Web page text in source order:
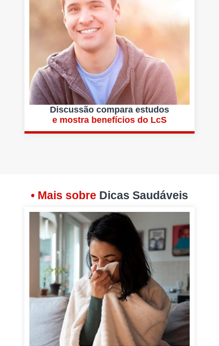
Discussão compara estudos
e mostra benefícios do LcS
• Mais sobre Dicas Saudáveis